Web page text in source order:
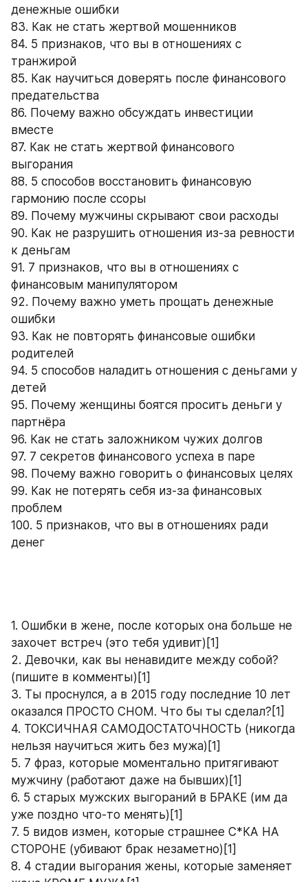
денежные ошибки
83. Как не стать жертвой мошенников
84. 5 признаков, что вы в отношениях с
транжирой
85. Как научиться доверять после финансового
предательства
86. Почему важно обсуждать инвестиции
вместе
87. Как не стать жертвой финансового
выгорания
88. 5 способов восстановить финансовую
гармонию после ссоры
89. Почему мужчины скрывают свои расходы
90. Как не разрушить отношения из-за ревности
к деньгам
91. 7 признаков, что вы в отношениях с
финансовым манипулятором
92. Почему важно уметь прощать денежные
ошибки
93. Как не повторять финансовые ошибки
родителей
94. 5 способов наладить отношения с деньгами у
детей
95. Почему женщины боятся просить деньги у
партнёра
96. Как не стать заложником чужих долгов
97. 7 секретов финансового успеха в паре
98. Почему важно говорить о финансовых целях
99. Как не потерять себя из-за финансовых
проблем
100. 5 признаков, что вы в отношениях ради
денег
1. Ошибки в жене, после которых она больше не
захочет встреч (это тебя удивит)[1]
2. Девочки, как вы ненавидите между собой?
(пишите в комменты)[1]
3. Ты проснулся, а в 2015 году последние 10 лет
оказался ПРОСТО СНОМ. Что бы ты сделал?[1]
4. ТОКСИЧНАЯ САМОДОСТАТОЧНОСТЬ (никогда
нельзя научиться жить без мужа)[1]
5. 7 фраз, которые моментально притягивают
мужчину (работают даже на бывших)[1]
6. 5 старых мужских выгораний в БРАКЕ (им да
уже поздно что-то менять)[1]
7. 5 видов измен, которые страшнее С*КА НА
СТОРОНЕ (убивают брак незаметно)[1]
8. 4 стадии выгорания жены, которые заменяет